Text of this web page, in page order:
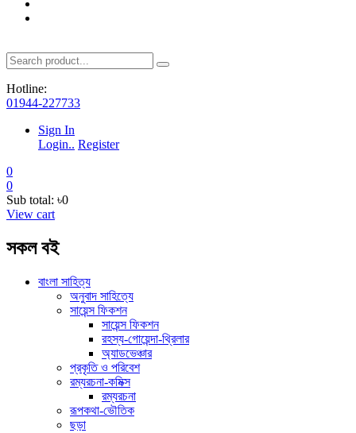
Hotline:
01944-227733
Sign In
Login.. Register
0
0
Sub total: ৳0
View cart
সকল বই
বাংলা সাহিত্য
অনুবাদ সাহিত্যে
সায়েন্স ফিকশন
সায়েন্স ফিকশন
রহস্য-গোয়েন্দা-থ্রিলার
অ্যাডভেঞ্চার
প্রকৃতি ও পরিবেশ
রম্যরচনা-কমিক্স
রম্যরচনা
রূপকথা-ভৌতিক
ছড়া